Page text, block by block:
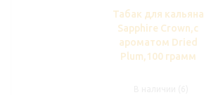
Табак для кальяна
Sapphire Crown,с
ароматом Dried
Plum,100 грамм